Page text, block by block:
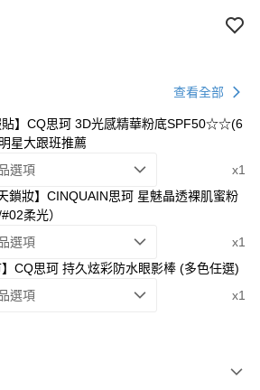
查看全部
貼】CQ思珂 3D光感精華粉底SPF50☆☆(6
星大跟班推薦
選項
x1
鎖妝】CINQUAIN思珂 星魅晶透裸肌蜜粉
柔光）
選項
x1
】CQ思珂 持久炫彩防水眼影棒 (多色任選)
選項
x1